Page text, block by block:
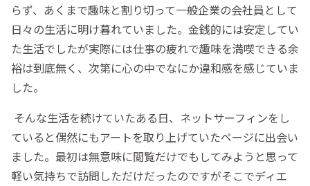
らず、あくまで趣味と割り切って一般企業の会社員として
日々の生活に明け暮れていました。金銭的には安定してい
た生活でしたが実際には仕事の疲れで趣味を満喫できる余
裕は到底無く、次第に心の中でなにか違和感を感じていま
した。
そんな生活を続けていたある日、ネットサーフィンをし
ていると偶然にもアートを取り上げていたページに出会い
ました。最初は無意味に閲覧だけでもしてみようと思って
軽い気持ちで訪問しただけだったのですがそこでディエ